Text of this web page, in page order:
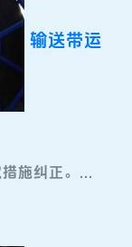
输送带运
施纠正。...